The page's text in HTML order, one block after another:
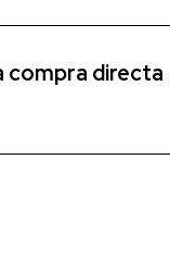
compra directa